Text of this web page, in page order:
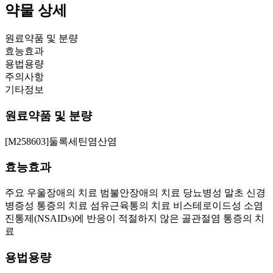
약물 상세
원료약품 및 분량
효능효과
용법용량
주의사항
기타정보
원료약품 및 분량
[M258603]둘록세틴염산염
효능효과
주요 우울장애의 치료 범불안장애의 치료 당뇨병성 말초 신경
병증성 통증의 치료 섬유근육통의 치료 비스테로이드성 소염
진통제(NSAIDs)에 반응이 적절하지 않은 골관절염 통증의 치
료
용법용량